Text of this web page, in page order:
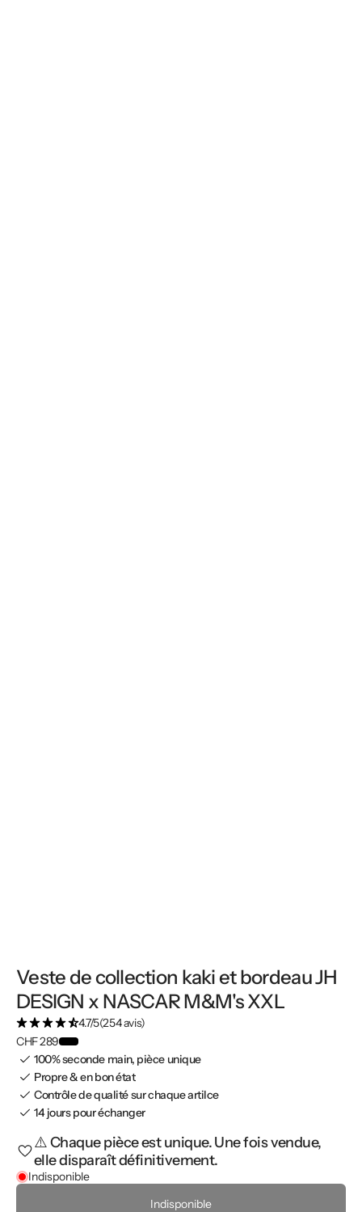
Veste de collection kaki et bordeau JH
DESIGN x NASCAR M&M's XXL
4.7/5(254 avis)
CHF 289
100% seconde main, pièce unique
Propre & en bon état
Contrôle de qualité sur chaque artilce
14 jours pour échanger
⚠️ Chaque pièce est unique. Une fois vendue,
elle disparaît définitivement.
Indisponible
Indisponible